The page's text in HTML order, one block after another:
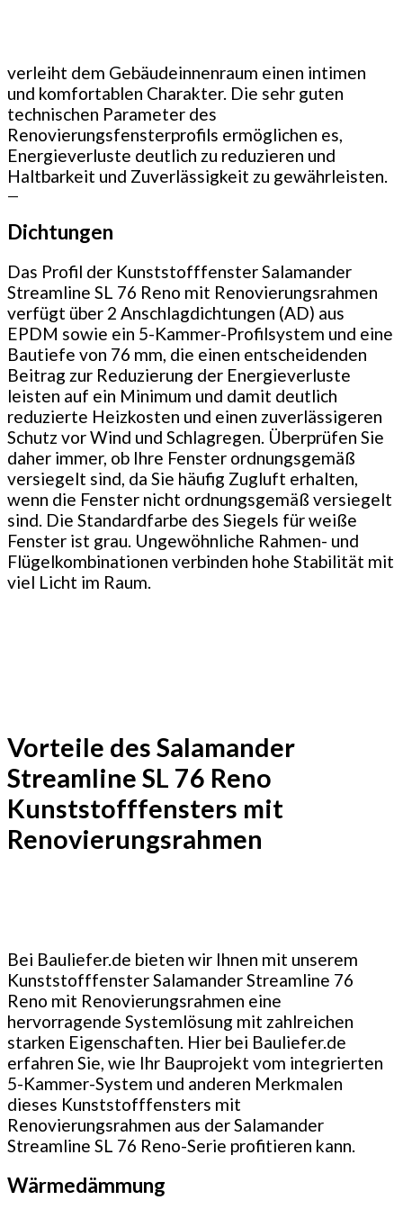
verleiht dem Gebäudeinnenraum einen intimen
und komfortablen Charakter. Die sehr guten
technischen Parameter des
Renovierungsfensterprofils ermöglichen es,
Energieverluste deutlich zu reduzieren und
Haltbarkeit und Zuverlässigkeit zu gewährleisten.
—
Dichtungen
Das Profil der Kunststofffenster Salamander
Streamline SL 76 Reno mit Renovierungsrahmen
verfügt über 2 Anschlagdichtungen (AD) aus
EPDM sowie ein 5-Kammer-Profilsystem und eine
Bautiefe von 76 mm, die einen entscheidenden
Beitrag zur Reduzierung der Energieverluste
leisten auf ein Minimum und damit deutlich
reduzierte Heizkosten und einen zuverlässigeren
Schutz vor Wind und Schlagregen. Überprüfen Sie
daher immer, ob Ihre Fenster ordnungsgemäß
versiegelt sind, da Sie häufig Zugluft erhalten,
wenn die Fenster nicht ordnungsgemäß versiegelt
sind. Die Standardfarbe des Siegels für weiße
Fenster ist grau. Ungewöhnliche Rahmen- und
Flügelkombinationen verbinden hohe Stabilität mit
viel Licht im Raum.
Vorteile des Salamander
Streamline SL 76 Reno
Kunststofffensters mit
Renovierungsrahmen
Bei Bauliefer.de bieten wir Ihnen mit unserem
Kunststofffenster Salamander Streamline 76
Reno mit Renovierungsrahmen eine
hervorragende Systemlösung mit zahlreichen
starken Eigenschaften. Hier bei Bauliefer.de
erfahren Sie, wie Ihr Bauprojekt vom integrierten
5-Kammer-System und anderen Merkmalen
dieses Kunststofffensters mit
Renovierungsrahmen aus der Salamander
Streamline SL 76 Reno-Serie profitieren kann.
Wärmedämmung